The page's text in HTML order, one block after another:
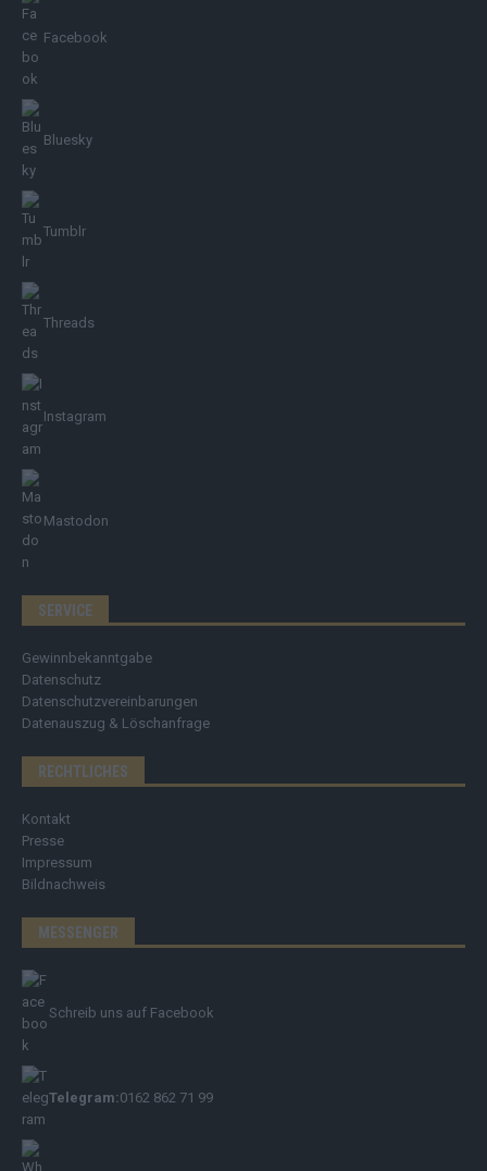
Facebook
Bluesky
Tumblr
Threads
Instagram
Mastodon
SERVICE
Gewinnbekanntgabe
Datenschutz
Datenschutzvereinbarungen
Datenauszug & Löschanfrage
RECHTLICHES
Kontakt
Presse
Impressum
Bildnachweis
MESSENGER
Schreib uns auf Facebook
Telegram:0162 862 71 99